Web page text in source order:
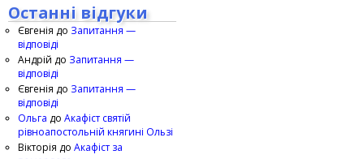
Останні відгуки
Євгенія до Запитання —
відповіді
Андрій до Запитання —
відповіді
Євгенія до Запитання —
відповіді
Ольга до Акафіст святій
рівноапостольній княгині Ользі
Вікторія до Акафіст за